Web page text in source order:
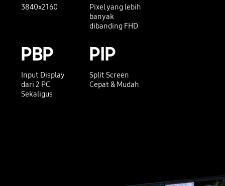
3840x2160
Pixel yang lebih
banyak
dibanding FHD
PBP
Input Display
dari 2 PC
Sekaligus
PIP
Split Screen
Cepat & Mudah